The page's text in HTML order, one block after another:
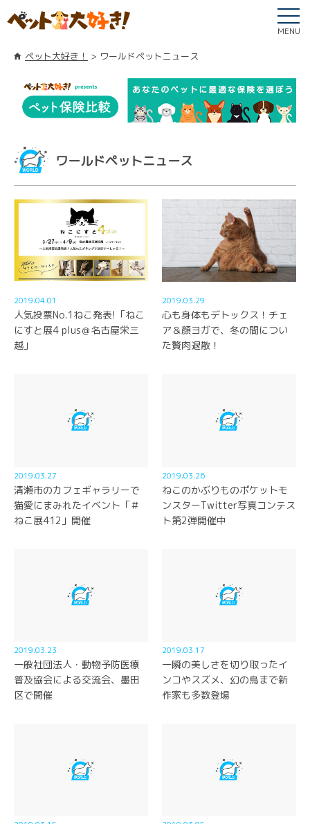
MENU
ペット大好き！ ワールドペットニュース
ワールドペットニュース
2019.04.01
人気投票No.1ねこ発表!「ねこ
にすと展4 plus＠名古屋栄三
越」
2019.03.29
心も身体もデトックス！チェ
ア＆顔ヨガで、冬の間につい
た贅肉退散！
2019.03.27
清瀬市のカフェギャラリーで
猫愛にまみれたイベント「＃
ねこ展412」開催
2019.03.26
ねこのかぶりものポケットモ
ンスターTwitter写真コンテス
ト第2弾開催中
2019.03.23
一般社団法人・動物予防医療
普及協会による交流会、墨田
区で開催
2019.03.17
一瞬の美しさを切り取ったイ
ンコやスズメ、幻の鳥まで新
作家も多数登場